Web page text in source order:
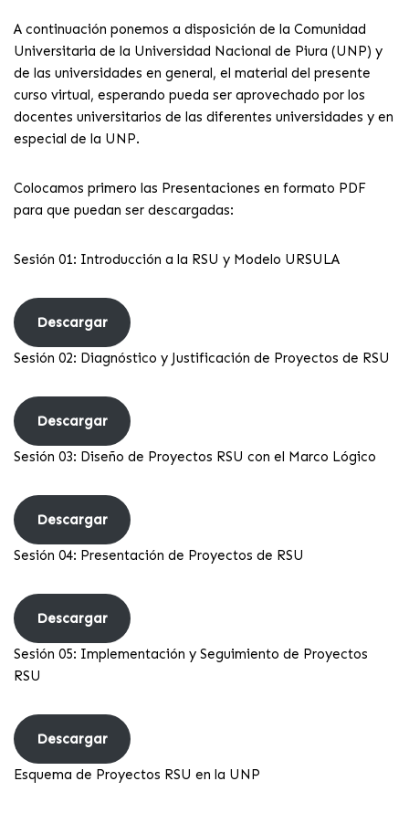
A continuación ponemos a disposición de la Comunidad
Universitaria de la Universidad Nacional de Piura (UNP) y
de las universidades en general, el material del presente
curso virtual, esperando pueda ser aprovechado por los
docentes universitarios de las diferentes universidades y en
especial de la UNP.
Colocamos primero las Presentaciones en formato PDF
para que puedan ser descargadas:
Sesión 01: Introducción a la RSU y Modelo URSULA
Descargar
Sesión 02: Diagnóstico y Justificación de Proyectos de RSU
Descargar
Sesión 03: Diseño de Proyectos RSU con el Marco Lógico
Descargar
Sesión 04: Presentación de Proyectos de RSU
Descargar
Sesión 05: Implementación y Seguimiento de Proyectos
RSU
Descargar
Esquema de Proyectos RSU en la UNP